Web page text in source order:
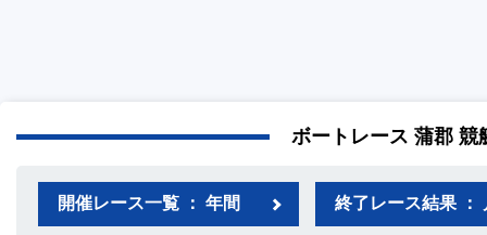
ボートレース 蒲郡 競
開催レース一覧 ： 年間 終了レース結果 ：